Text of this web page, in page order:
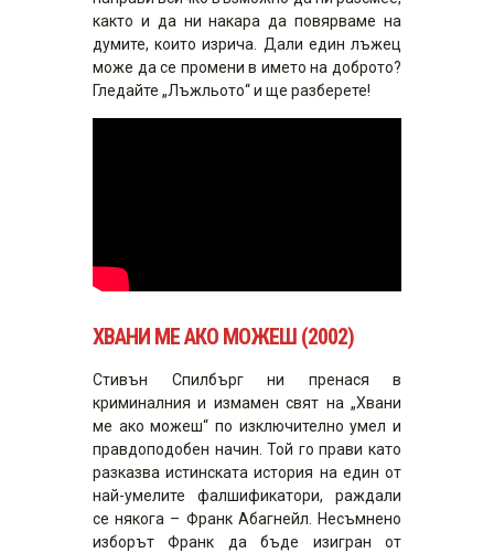
както и да ни накара да повярваме на
думите, които изрича. Дали един лъжец
може да се промени в името на доброто?
Гледайте „Лъжльото“ и ще разберете!
ХВАНИ МЕ АКО МОЖЕШ (2002)
Стивън Спилбърг ни пренася в
криминалния и измамен свят на „Хвани
ме ако можеш“ по изключително умел и
правдоподобен начин. Той го прави като
разказва истинската история на един от
най-умелите фалшификатори, раждали
се някога – Франк Абагнейл. Несъмнено
изборът Франк да бъде изигран от